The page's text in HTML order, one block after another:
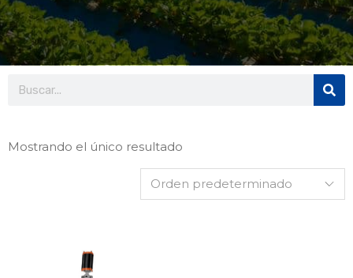
Mostrando el único resultado